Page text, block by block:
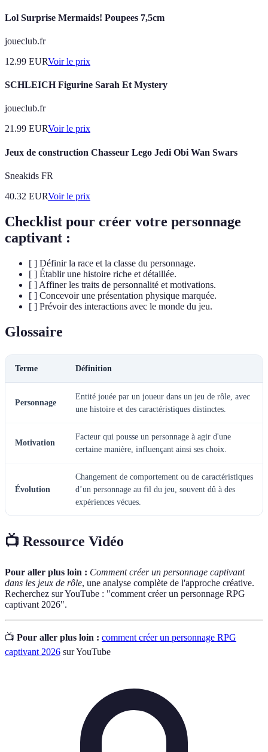
Lol Surprise Mermaids! Poupees 7,5cm
joueclub.fr
12.99 EURVoir le prix
SCHLEICH Figurine Sarah Et Mystery
joueclub.fr
21.99 EURVoir le prix
Jeux de construction Chasseur Lego Jedi Obi Wan Swars
Sneakids FR
40.32 EURVoir le prix
Checklist pour créer votre personnage
captivant :
[ ] Définir la race et la classe du personnage.
[ ] Établir une histoire riche et détaillée.
[ ] Affiner les traits de personnalité et motivations.
[ ] Concevoir une présentation physique marquée.
[ ] Prévoir des interactions avec le monde du jeu.
Glossaire
Terme Définition
Personnage
Entité jouée par un joueur dans un jeu de rôle, avec
une histoire et des caractéristiques distinctes.
Motivation
Facteur qui pousse un personnage à agir d'une
certaine manière, influençant ainsi ses choix.
Évolution
Changement de comportement ou de caractéristiques
d’un personnage au fil du jeu, souvent dû à des
expériences vécues.
📺 Ressource Vidéo
Pour aller plus loin : Comment créer un personnage captivant
dans les jeux de rôle, une analyse complète de l'approche créative.
Recherchez sur YouTube : "comment créer un personnage RPG
captivant 2026".
📺 Pour aller plus loin : comment créer un personnage RPG
captivant 2026 sur YouTube